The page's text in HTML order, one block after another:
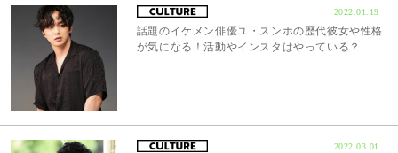
2022.01.19
話題のイケメン俳優ユ・スンホの歴代彼女や性格
が気になる！活動やインスタはやっている？
2022.03.01